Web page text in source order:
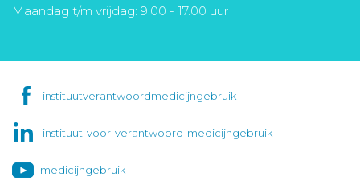
Maandag t/m vrijdag: 9.00 - 17.00 uur
instituutverantwoordmedicijngebruik
instituut-voor-verantwoord-medicijngebruik
medicijngebruik